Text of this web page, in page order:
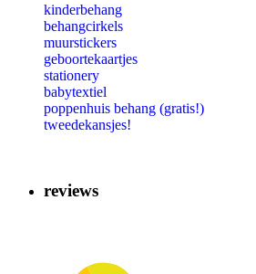
kinderbehang
behangcirkels
muurstickers
geboortekaartjes
stationery
babytextiel
poppenhuis behang (gratis!)
tweedekansjes!
reviews